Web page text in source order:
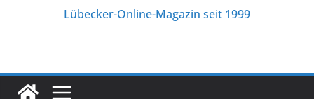
Lübecker-Online-Magazin seit 1999